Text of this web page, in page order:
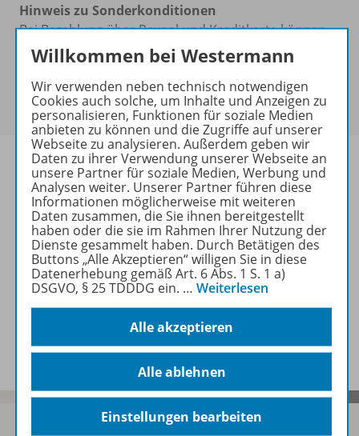
Hinweis zu Sonderkonditionen
Bei Bezahlung über Paypal und Kreditkarte können
keine Sonderkonditionen gewährt werden.
Sie haben ein passendes Spar-Paket ?
Um den für Sie gültigen Preis zu sehen,melden Sie
sich bitte an.
Informationen
Weitere Inhalte der Ausgabe
Willkommen bei Westermann
Wir verwenden neben technisch notwendigen
Cookies auch solche, um Inhalte und Anzeigen zu
personalisieren, Funktionen für soziale Medien
anbieten zu können und die Zugriffe auf unserer
Webseite zu analysieren. Außerdem geben wir
Daten zu ihrer Verwendung unserer Webseite an
unsere Partner für soziale Medien, Werbung und
Analysen weiter. Unserer Partner führen diese
Informationen möglicherweise mit weiteren
Daten zusammen, die Sie ihnen bereitgestellt
haben oder die sie im Rahmen Ihrer Nutzung der
Dienste gesammelt haben. Durch Betätigen des
Buttons „Alle Akzeptieren“ willigen Sie in diese
Datenerhebung gemäß Art. 6 Abs. 1 S. 1 a)
DSGVO, § 25 TDDDG ein. … Weiterlesen
Alle akzeptieren
Alle ablehnen
Einstellungen bearbeiten